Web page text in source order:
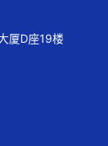
厦D座19楼